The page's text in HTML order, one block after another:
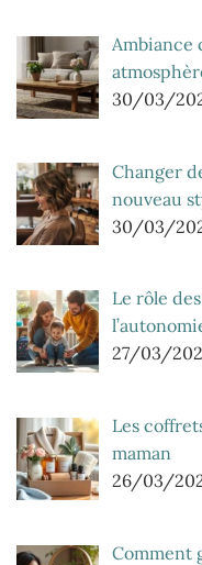
Ambiance
30/03/
Changer
nouveau
30/03/
Le rôle
27/03/
Les
maman
26/03/
Comment